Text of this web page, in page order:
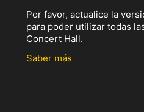
Por favor, actualice la
para poder utilizar todas
Concert Hall.
Saber más